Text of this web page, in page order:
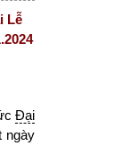
Lễ
Đại
ngày